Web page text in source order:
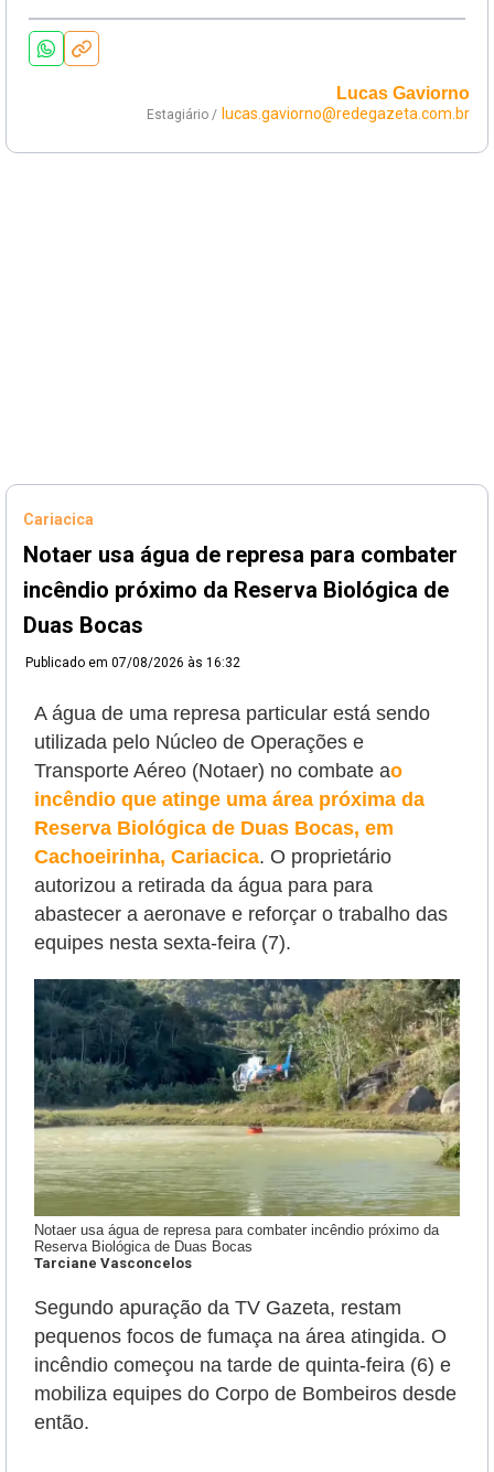
Lucas Gaviorno
Estagiário / lucas.gaviorno@redegazeta.com.br
Cariacica
Notaer usa água de represa para combater
incêndio próximo da Reserva Biológica de
Duas Bocas
Publicado em 07/08/2026 às 16:32
A água de uma represa particular está sendo
utilizada pelo Núcleo de Operações e
Transporte Aéreo (Notaer) no combate ao
incêndio que atinge uma área próxima da
Reserva Biológica de Duas Bocas, em
Cachoeirinha, Cariacica. O proprietário
autorizou a retirada da água para para
abastecer a aeronave e reforçar o trabalho das
equipes nesta sexta-feira (7).
Notaer usa água de represa para combater incêndio próximo da
Reserva Biológica de Duas Bocas
Tarciane Vasconcelos
Segundo apuração da TV Gazeta, restam
pequenos focos de fumaça na área atingida. O
incêndio começou na tarde de quinta-feira (6) e
mobiliza equipes do Corpo de Bombeiros desde
então.